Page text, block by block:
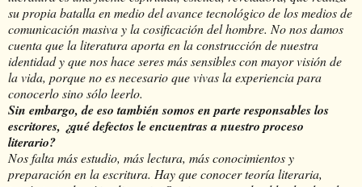
su propia batalla en medio del avance tecnológico de los medios de
comunicación masiva y la cosificación del hombre. No nos damos
cuenta que la literatura aporta en la construcción de nuestra
identidad y que nos hace seres más sensibles con mayor visión de
la vida, porque no es necesario que vivas la experiencia para
conocerlo sino sólo leerlo.
Sin embargo, de eso también somos en parte responsables los
escritores, ¿qué defectos le encuentras a nuestro proceso
literario?
Nos falta más estudio, más lectura, más conocimientos y
preparación en la escritura. Hay que conocer teoría literaria,